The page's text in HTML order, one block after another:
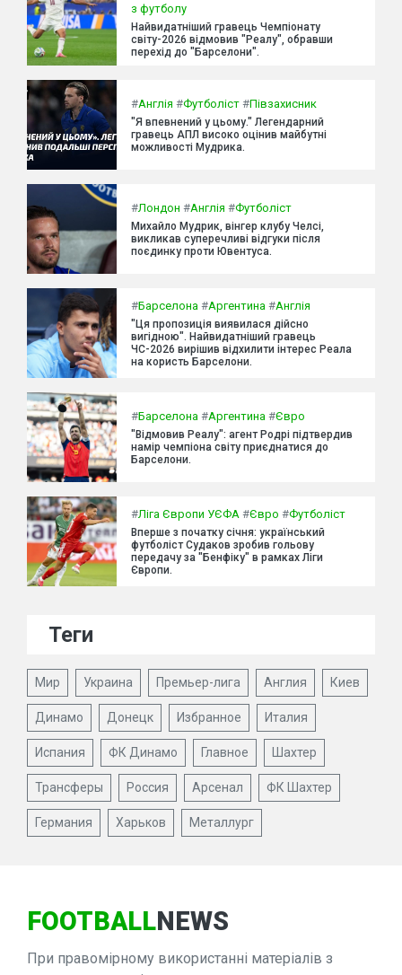
з футболу
Найвидатніший гравець Чемпіонату
світу-2026 відмовив "Реалу", обравши
перехід до "Барселони".
#Англія #Футболіст #Півзахисник
"Я впевнений у цьому." Легендарний
гравець АПЛ високо оцінив майбутні
можливості Мудрика.
#Лондон #Англія #Футболіст
Михайло Мудрик, вінгер клубу Челсі,
викликав суперечливі відгуки після
поєдинку проти Ювентуса.
#Барселона #Аргентина #Англія
"Ця пропозиція виявилася дійсно
вигідною". Найвидатніший гравець
ЧС-2026 вирішив відхилити інтерес Реала
на користь Барселони.
#Барселона #Аргентина #Євро
"Відмовив Реалу": агент Родрі підтвердив
намір чемпіона світу приєднатися до
Барселони.
#Ліга Європи УЄФА #Євро #Футболіст
Вперше з початку січня: український
футболіст Судаков зробив гольову
передачу за "Бенфіку" в рамках Ліги
Європи.
Теги
Мир Украина Премьер-лига Англия Киев
Динамо Донецк Избранное Италия
Испания ФК Динамо Главное Шахтер
Трансферы Россия Арсенал ФК Шахтер
Германия Харьков Металлург
FOOTBALLNEWS
При правомірному використанні матеріалів з